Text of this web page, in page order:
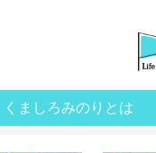
くましろみのりとは